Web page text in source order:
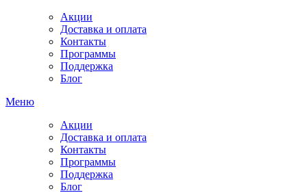
Акции
Доставка и оплата
Контакты
Программы
Поддержка
Блог
Меню
Акции
Доставка и оплата
Контакты
Программы
Поддержка
Блог